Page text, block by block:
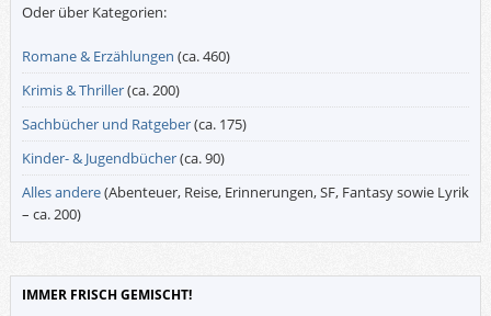
Oder über Kategorien:
Romane & Erzählungen (ca. 460)
Krimis & Thriller(ca. 200)
Sachbücher und Ratgeber(ca. 175)
Kinder- & Jugendbücher(ca. 90)
Alles andere(Abenteuer, Reise, Erinnerungen, SF, Fantasy sowie Lyrik
– ca. 200)
IMMER FRISCH GEMISCHT!